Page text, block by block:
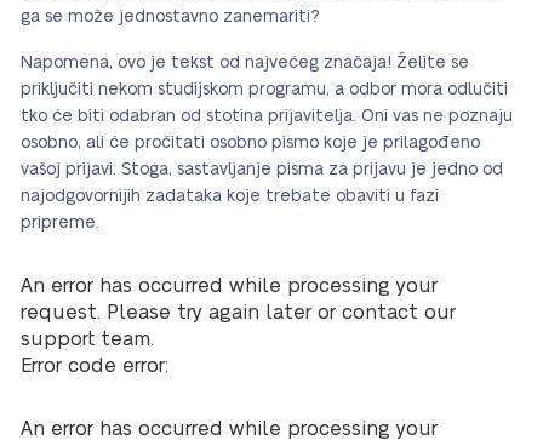
ga se može jednostavno zanemariti?
Napomena, ovo je tekst od najvećeg značaja! Želite se
priključiti nekom studijskom programu, a odbor mora odlučiti
tko će biti odabran od stotina prijavitelja. Oni vas ne poznaju
osobno, ali će pročitati osobno pismo koje je prilagođeno
vašoj prijavi. Stoga, sastavljanje pisma za prijavu je jedno od
najodgovornijih zadataka koje trebate obaviti u fazi
pripreme.
An error has occurred while processing your
request. Please try again later or contact our
support team.
Error code error:
An error has occurred while processing your